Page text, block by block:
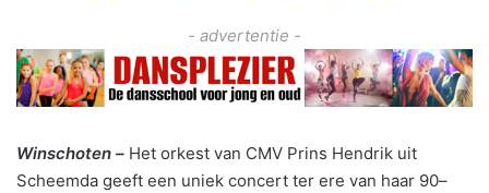
- advertentie -
Winschoten – Het orkest van CMV Prins Hendrik uit
Scheemda geeft een uniek concert ter ere van haar 90–